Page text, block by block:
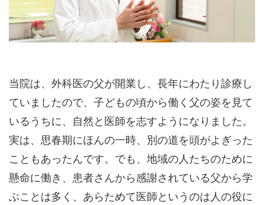
当院は、外科医の父が開業し、長年にわたり診療し
ていましたので、子どもの頃から働く父の姿を見て
いるうちに、自然と医師を志すようになりました。
実は、思春期にほんの一時、別の道を頭がよぎった
こともあったんです。でも、地域の人たちのために
懸命に働き、患者さんから感謝されている父から学
ぶことは多く、あらためて医師というのは人の役に